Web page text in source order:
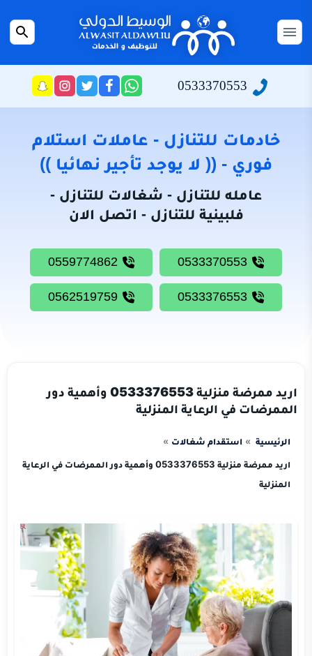
المحتوىالقائمة
الرئيسية
سياسة
من
نحن
خادمات
للتنازل
شغالات
للتنازل
بحث
0533370553
راسلنا
عبر
تابعنا
على
فيسبوك
تابعنا
على
تويتر
تابعنا
على
انستجرام
خادمات للتنازل - عاملات استلام
فوري - (( لا يوجد تأجير نهائيا ))
عامله للتنازل - شغالات للتنازل -
فلبينية للتنازل - اتصل الان
اريد ممرضة منزلية 0533376553 وأهمية دور
الممرضات في الرعاية المنزلية
الرئيسية استقدام شغالات
اريد ممرضة منزلية 0533376553 وأهمية دور الممرضات في الرعاية
المنزلية